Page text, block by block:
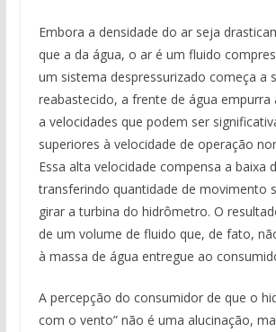
Embora a densidade do ar seja
que a da água, o ar é um fluido
um sistema despressurizado começa a
reabastecido, a frente de água empurra
a velocidades que podem ser
superiores à velocidade de operação
Essa alta velocidade compensa a baixa
transferindo quantidade de movimento
girar a turbina do hidrômetro. O
de um volume de fluido que, de fato,
à massa de água entregue ao
A percepção do consumidor de que o
com o vento” não é uma alucinação,